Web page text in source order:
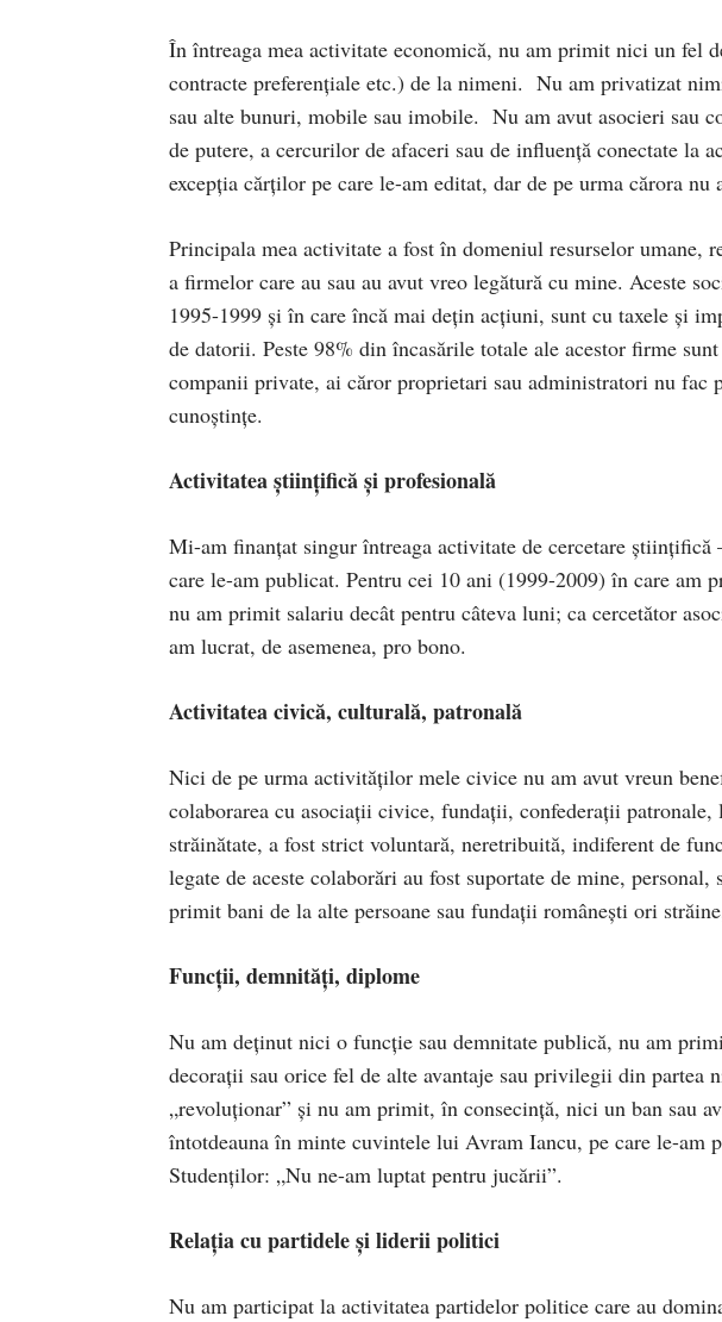
În întreaga mea activitate economică, nu am primit nici un fel
contracte preferențiale etc.) de la nimeni. Nu am privatizat
sau alte bunuri, mobile sau imobile. Nu am avut asocieri sau
de putere, a cercurilor de afaceri sau de influență conectate la
excepția cărților pe care le-am editat, dar de pe urma cărora nu
Principala mea activitate a fost în domeniul resurselor umane,
a firmelor care au sau au avut vreo legătură cu mine. Aceste
1995-1999 și în care încă mai dețin acțiuni, sunt cu taxele și
de datorii. Peste 98% din încasările totale ale acestor firme
companii private, ai căror proprietari sau administratori nu fac
cunoștințe.
Activitatea științifică și profesională
Mi-am finanțat singur întreaga activitate de cercetare
care le-am publicat. Pentru cei 10 ani (1999-2009) în care am
nu am primit salariu decât pentru câteva luni; ca cercetător
am lucrat, de asemenea, pro bono.
Activitatea civică, culturală, patronală
Nici de pe urma activităților mele civice nu am avut vreun
colaborarea cu asociații civice, fundații, confederații
străinătate, a fost strict voluntară, neretribuită, indiferent de
legate de aceste colaborări au fost suportate de mine,
primit bani de la alte persoane sau fundații românești ori
Funcții, demnități, diplome
Nu am deținut nici o funcție sau demnitate publică, nu am
decorații sau orice fel de alte avantaje sau privilegii din
„revoluționar” și nu am primit, în consecință, nici un ban sau
întotdeauna în minte cuvintele lui Avram Iancu, pe care le-am
Studenților: „Nu ne-am luptat pentru jucării”.
Relația cu partidele și liderii politici
Nu am participat la activitatea partidelor politice care au